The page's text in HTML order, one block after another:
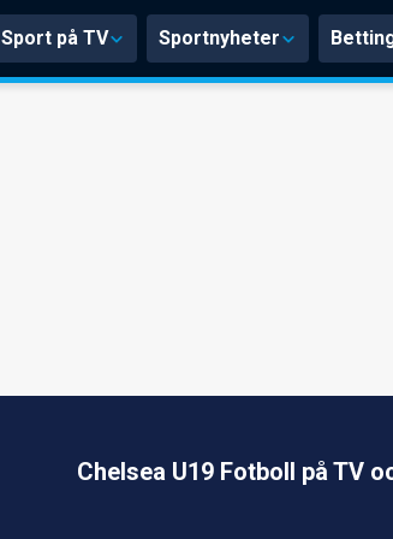
Sport på TV Sportnyheter
Chelsea U19 Fotboll på TV